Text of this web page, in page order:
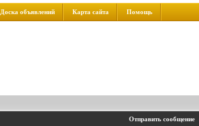
Доска объявлений Карта сайта Помощь
Отправить сообщение